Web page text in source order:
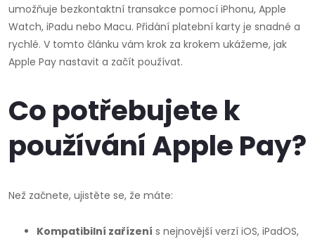
umožňuje bezkontaktní transakce pomocí iPhonu, Apple
Watch, iPadu nebo Macu. Přidání platební karty je snadné a
rychlé. V tomto článku vám krok za krokem ukážeme, jak
Apple Pay nastavit a začít používat.
Co potřebujete k
používání Apple Pay?
Než začnete, ujistěte se, že máte:
Kompatibilní zařízení s nejnovější verzí iOS, iPadOS,